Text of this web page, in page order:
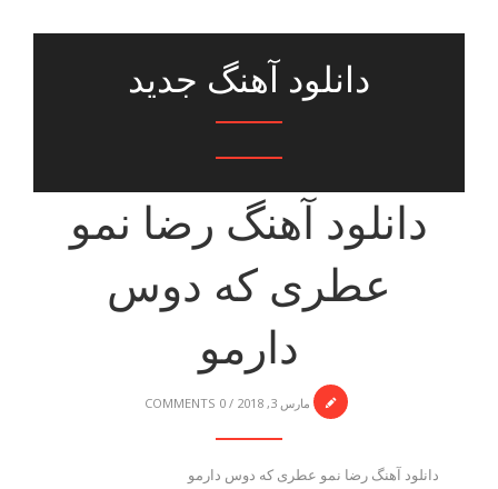
دانلود آهنگ جدید
دانلود آهنگ رضا نمو
عطری که دوس
دارمو
مارس 3, 2018 /
0 COMMENTS
دانلود آهنگ رضا نمو عطری که دوس دارمو